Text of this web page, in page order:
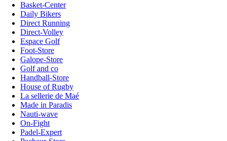
Basket-Center
Daily Bikers
Direct Running
Direct-Volley
Espace Golf
Foot-Store
Galope-Store
Golf and co
Handball-Store
House of Rugby
La sellerie de Maé
Made in Paradis
Nauti-wave
On-Fight
Padel-Expert